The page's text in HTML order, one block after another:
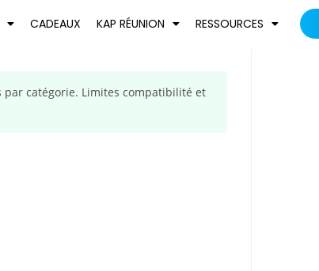
CADEAUX KAP RÉUNION RESSOURCES
par catégorie. Limites compatibilité et